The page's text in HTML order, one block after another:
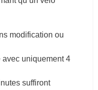
modification ou
uniquement 4
suffiront